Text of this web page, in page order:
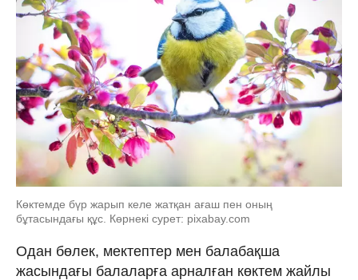
Көктемде бүр жарып келе жатқан ағаш пен оның
бұтасындағы құс. Көрнекі сурет: pixabay.com
Одан бөлек, мектептер мен балабақша
жасындағы балаларға арналған көктем жайлы